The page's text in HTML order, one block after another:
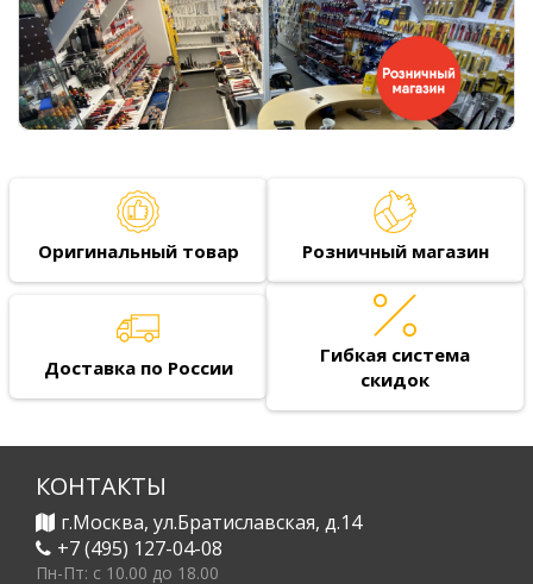
Оригинальный товар Розничный магазин
Доставка по России
Гибкая система
скидок
КОНТАКТЫ
г.Москва, ул.Братиславская, д.14
+7 (495) 127-04-08
Пн-Пт: c 10.00 до 18.00